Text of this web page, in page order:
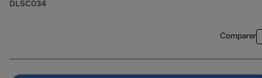
DLSC034
Comparer